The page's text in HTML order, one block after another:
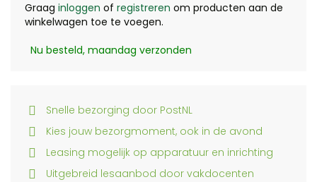
Graag inloggen of registreren om producten aan de
winkelwagen toe te voegen.
Nu besteld, maandag verzonden
Snelle bezorging door PostNL
Kies jouw bezorgmoment, ook in de avond
Leasing mogelijk op apparatuur en inrichting
Uitgebreid lesaanbod door vakdocenten